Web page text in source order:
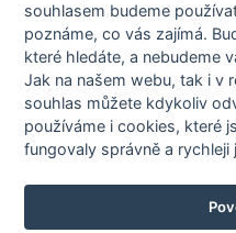
Zásady nakládání s osobními údaji
Otestujte se
Spočítejte si
Výzva 52
souhlasem budeme
poznáme,co vás zajímá.
které hledáte, a nebudeme
Jak na našem webu, tak i v
souhlas můžete kdykoliv
používáme i cookies, které
fungovaly správně a